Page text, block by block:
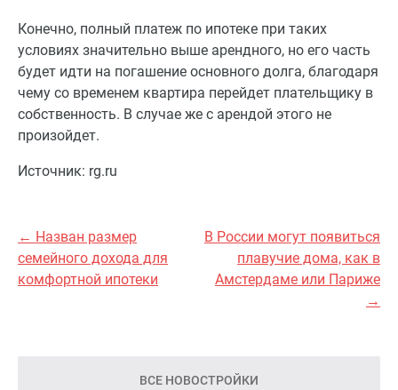
Конечно, полный платеж по ипотеке при таких
условиях значительно выше арендного, но его часть
будет идти на погашение основного долга, благодаря
чему со временем квартира перейдет плательщику в
собственность. В случае же с арендой этого не
произойдет.
Источник: rg.ru
← Назван размер
семейного дохода для
комфортной ипотеки
В России могут появиться
плавучие дома, как в
Амстердаме или Париже
→
ВСЕ НОВОСТРОЙКИ